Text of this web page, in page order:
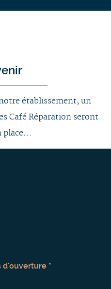
établissement, un
Café Réparation seront
place...
d'ouverture *